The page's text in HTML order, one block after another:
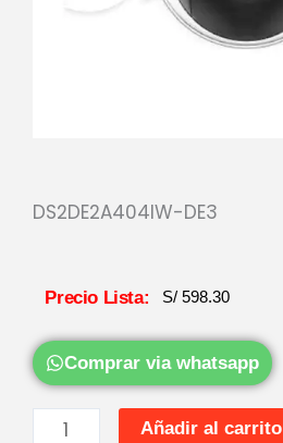
DS2DE2A404IW-DE3
Precio Lista: S/598.30
Comprar via whatsapp
DOMO
Añadir al carrito